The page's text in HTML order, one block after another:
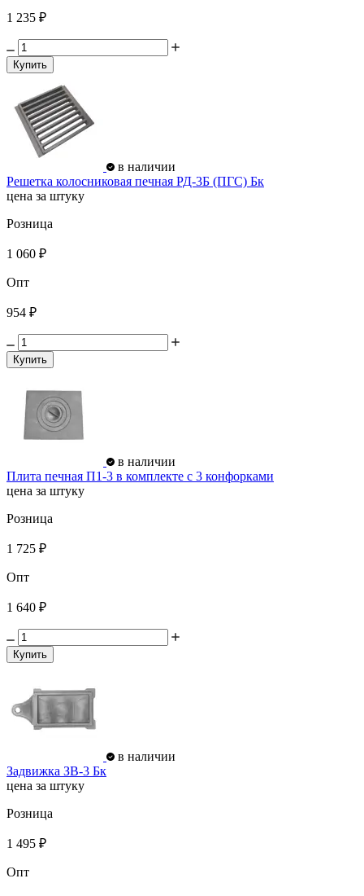
1 235 ₽
Купить
в наличии
Решетка колосниковая печная РД-3Б (ПГС) Бк
цена за штуку
Розница
1 060 ₽
Опт
954 ₽
Купить
в наличии
Плита печная П1-3 в комплекте с 3 конфорками
цена за штуку
Розница
1 725 ₽
Опт
1 640 ₽
Купить
в наличии
Задвижка ЗВ-3 Бк
цена за штуку
Розница
1 495 ₽
Опт